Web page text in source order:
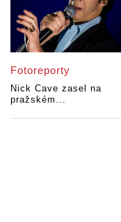
Fotoreporty
Nick Cave zasel na
pražském...